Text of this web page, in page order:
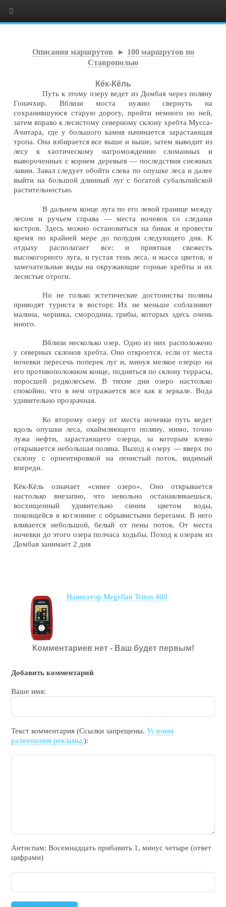
Описания маршрутов ► 100 маршрутов по
Ставрополью
Кёк-Кёль
Путь к этому озеру ведет из Домбая через поляну
Гоначхир. Вблизи моста нужно свернуть на
сохранившуюся старую дорогу, пройти немного по ней,
затем вправо к лесистому северному склону хребта Мусса-
Ачитара, где у большого камня начинается зарастающая
тропа. Она взбирается все выше и выше, затем выводит из
лесу к хаотическому нагромождению сломанных и
вывороченных с корнем деревьев — последствия снежных
лавин. Завал следует обойти слева по опушке леса и далее
выйти на большой длинный луг с богатой субальпийской
растительностью.
В дальнем конце луга по его левой границе между
лесом и ручьем справа — места ночевок со следами
костров. Здесь можно остановиться на бивак и провести
время по крайней мере до полудня следующего дня. К
отдыху располагает все: и приятная свежесть
высокогорного луга, и густая тень леса, и масса цветов, и
замечательные виды на окружающие горные хребты и их
лесистые отроги.
Но не только эстетические достоинства поляны
приводят туриста в восторг. Их не меньше соблазняют
малина, черника, смородина, грибы, которых здесь очень
много.
Вблизи несколько озер. Одно из них расположено
у северных склонов хребта. Оно откроется, если от места
ночевки пересечь поперек луг и, минуя мелкое озерцо на
его противоположном конце, подняться по склону террасы,
поросшей редколесьем. В тихие дни озеро настолько
спокойно, что в нем отражается все как в зеркале. Вода
удивительно прозрачная.
Ко второму озеру от места ночевки путь ведет
вдоль опушки леса, окаймляющего поляну, мимо, точно
лужа нефти, зарастающего озерца, за которым влево
открывается небольшая поляна. Выход к озеру — вверх по
склону с ориентировкой на пенистый поток, видимый
впереди.
Кёк-Кёль означает «синее озеро». Оно открывается
настолько внезапно, что невольно останавливаешься,
восхищенный удивительно синим цветом воды,
покоящейся в котловине с обрывистыми берегами. В него
вливается небольшой, белый от пены поток. От места
ночевки до этого озера полчаса ходьбы. Поход к озерам из
Домбая занимает 2 дня
Навигатор Megellan Triton 400
Комментариев нет - Ваш будет первым!
Добавить комментарий
Ваше имя:
Текст комментария (Ссылки запрещены.Условия
размещения рекламы.):
Антиспам: Воceмнадцать прибaвить 1, минyc чeтырe (ответ
цифрами)